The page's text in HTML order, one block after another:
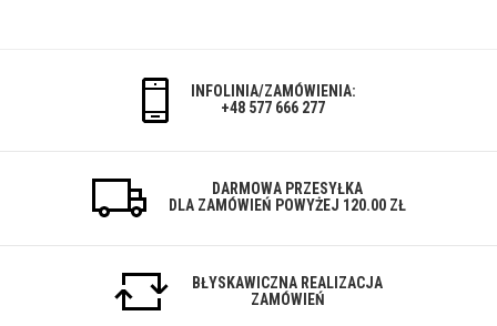
INFOLINIA/ZAMÓWIENIA:
+48 577 666 277
DARMOWA PRZESYŁKA
DLA ZAMÓWIEŃ POWYŻEJ 120.00 ZŁ
BŁYSKAWICZNA REALIZACJA
ZAMÓWIEŃ